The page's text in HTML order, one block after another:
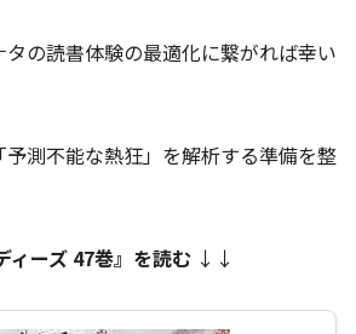
の読書体験の最適化に繋がれば幸い
測不能な熱狂」を解析する準備を整
ィーズ 47巻』を読む ↓↓